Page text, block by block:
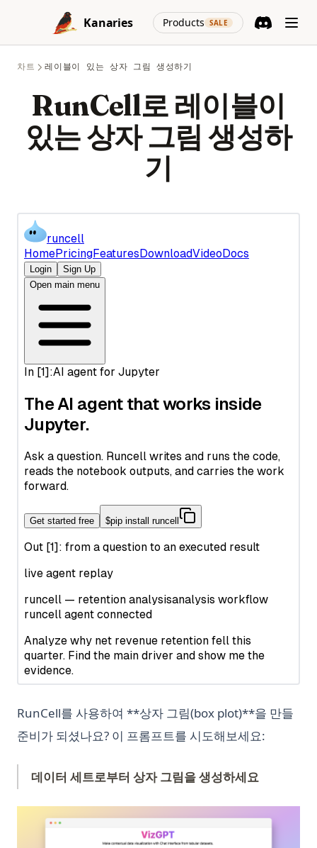
Skip to content
Kanaries
Products SALE
(opens in a
Postgres 데이터베이스 시각화기: 철저한 가이드
Power BI 대안 중 상위 7개: 데이터 분석 및 시각화 도구
Mac에서 Power BI 실행하는 방법
피그워커 0.1.6.업데이트: 시각화를 코드로 내보내기
아무런 노력 없이 PySpark에서 Null 값을 삭제하는 방법
자동 데이터 분석을 위한 상위 10개 Python 라이브러리
초보자를 위한 Python 데이터 분석 프로젝트: 종합 가이드
파이토치 vs 텐서플로우 - 파이토치 2.0이 게임 체인저인가요?
팬더, 파이스파크, R & PygWalker에서 CSV 파일을 데이터프레
임으로 마스터하세요.
레드래시 대안: 포괄적인 리뷰
Segment Anything: AI 모델이 이미지 분할을 변경합니다
크 AI
데이터를 빠르게 시각화하는 최고의 방법: 스노우플레이크 시각
Supabase Edge Runtime: 서버리스 함수 개발의 간소화
Tableau에서 원형 차트를 더 크게 만드는 방법
2023년을 위한 최고의 대시보드 소프트웨어: 비즈니스를 모니터
이 최고의 데이터 모델링 도구를 사용해 보았습니다. 제 리뷰는
성능 저하 없음 - 최고의 데이터 품질 도구 검토
에어테이블 데이터 시각화: 성공을 위한 도구와 기술
Apache Spark 데이터 시각화의 궁극적인 가이드
훌륭하고 안정적인 확산 프롬프트를 손쉽게 작성하는 방법
Grok Xai
clustering-visualization
codex-vs-claude-code-skills
customer-hosted-looker
data-visualization-oil-and-gas-industry
data-wrangling
distributed-database-vs-database-plus
How to Install AutoGPT with Docker: Step-by-Step Guide
How to OverCome the 'Too Many Requests in 1 Hour' Error
How to Plugins to ChatGPT: An In-Depth Guide
How to Solve Open AI 'That Model Does Not Exist' Error
How to Train ChatGPT for Business and Personal Use
How to Training ChatGPT on Custom Data for Advanced
Chatbot Deployment
How to Turn On Chat GPT Developer Mode - Simple Guide
How to Use Chat GPT without Sign In
How to Use ChatGPT for Coding
How to Use ChatGPT for Python Coding
How to Use GPT-4 for Free: A Comprehensive Guide
Hugging Face Transformers: Your Gateway to State-of-the-
Hugging Face Transformers: 귀하의 NLP 최첨단으로 향하는
InstructGPT: ChatGPT 뒤에 숨겨진 힘
InternGPT: Expanding Interactions with ChatGPT Beyond
Pointing
Is Chat GPT Plus Worth It? A Quick Review
Is ChatGPT Safe? Unveiling the Facts & Ensuring Peace of
Mind
Here
LLM Jailbreak Research Papers
Let Me GPT That For You: Funny Tool That Actually Works
LlamaIndex: Combine Your Data Framework with ChatGPT
Longterm Memory ChatGPT? LTM-1: A LLM with 5 Million
Tokens
Maximizing the Use of OpenAI - A Detailed Guide on How
Offline ChatGPT: Your Personal AI Chat Companion
문제 해결: Matplotlib.pyplot이 소스에서 해결되지 않음
파이썬 Matplotlib를 사용하여 시계열 그래프 만드는 방법
파이썬에서 'Module Matplotlib Has No Attribute Plot' 에러 해
파이썬의 Matplotlib을 사용하여 이미지 그리기 방법
Pandas Unstack: 명확한 설명
Pandas Visulziation: A Step-by-Step Tutorial
Null Values
Pandas Where: Pandas의 강력한 기능으로 Null 값 다루기
Pandas fillna(): Handle Missing Values in DataFrames
Pandas iterrows(): How to Iterate Over DataFrame Rows
Pandas loc: Select and Filter DataFrame Rows and Columns
Pandas read_csv() 튜토리얼: CSV 파일을 전문가처럼 불러오기
Pandas read_csv: The Definitive Guide to pd.read_csv() in
Python (2026)
Pandas reset_index(): Complete Guide to Resetting
Pandas reset_index(): DataFrame 인덱스 재설정 완벽 가이드
Pandas set_index 함수 사용 방법
Pandas to_datetime: Convert Strings, Timestamps, and
Mixed Formats
Pandas to_sql() 메소드: 효율적인 SQL 작성을 위한 팁
Pandas value_counts(): Count Unique Values Like a Pro
Pandas 데이터프레임에서 NaN 값 확인하는 방법
Pandas 데이터프레임을 NumPy 어레이로 변환하는 포괄적인
가이드
Pandas 문자열 연산: 벡터화된 텍스트 클리닝 (2025 가이드)
드)
Pandas 행 필터링: Python에서 조건별로 데이터 선택하기
Pandas: Find and Filter Values in a DataFrame Column
Pandasql - Python Package for Querying DataFrames Using
SQL
Pandasql - SQL로 DataFrame을 조회하는 Python 패키지
Pandas에서 'No Module Named' 오류 해결: 상세 가이드
Pandas에서 DataFrame.loc을 사용하여 데이터에 액세스 및 조
작하는 방법
Pandas에서 빈 DataFrame 만드는 방법
Pandas에서 컬럼 이름 바꾸기: 쉽고 효과적인 방법
Pandas에서 키 오류(Key Errors) 해결하는 방법: 자세한 가이드
Pandas에서 히스토그램 만들기: 단계별 가이드
Python Datetime: Python 날짜와 시간 완전 가이드
Python Decorators: The Complete Guide with Practical
Examples
Python Deque: Fast Double-Ended Queues with
Python Deque: collections.deque를 사용한 빠른 양방향 큐
Python Enumerate: Loop with Index the Right Way
Python Enumerate: 올바른 방법으로 인덱스와 함께 반복하기
Python F-Strings: The Complete Guide to String Formatting
Python Flatten List: 8 Methods to Flatten Nested Lists
Python Floor Division: Complete Guide to the // Operator
Python Generators: Complete Guide to yield, Generator
Expressions, and Lazy Evaluation
Python Get All Files in a Directory: Fast, Modern & Efficient
with sklearn
Python KNN: sklearn을 사용한 K Nearest Neighbor
Regression 마스터하기
Python Lambda Functions: A Clear Guide with Practical
Examples
Python Lambda 함수: 실용적인 예제로 배우는 명확한 가이드
Examples and Performance Tips
Python Make Beautiful Soup Faster: Improve Your Web
Scraping Efficiencies Now!
Python Match Case: Structural Pattern Matching Explained
(Python 3.10+)
Python Match Case: 구조적 패턴 매칭 완전 해설 (Python
3.10+)
Python Multiprocessing: Parallel Processing Guide for
Speed
Python Multiprocessing: 속도를 위한 병렬 처리 가이드
Python Not Equal Operator (!=): Complete Guide with
Python Notebooks: The Perfect Guide for Data Science
Beginners
Python Pathlib: The Modern Guide to File Path Handling
Python Pathlib: 현대적인 파일 경로 처리 가이드
차트 레이블이 있는 상자 그림 생성하기
RunCell로 레이블이
있는 상자 그림 생성하
기
RunCell를 사용하여 **상자 그림(box plot)**을 만들
준비가 되셨나요? 이 프롬프트를 시도해보세요:
데이터 세트로부터 상자 그림을 생성하세요